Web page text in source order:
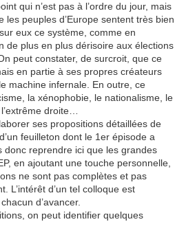
qui n’est pas à l’ordre du jour, mais
les peuples d’Europe sentent très bien
eux ce système, comme en
de plus en plus dérisoire aux élections
peut constater, de surcroit, que ce
en partie à ses propres créateurs
machine infernale. En outre, ce
la xénophobie, le nationalisme, le
droite…
ses propositions détaillées de
feuilleton dont le 1er épisode a
donc reprendre ici que les grandes
en ajoutant une touche personnelle,
ne sont pas complètes et pas
L’intérêt d’un tel colloque est
d’avancer.
on peut identifier quelques